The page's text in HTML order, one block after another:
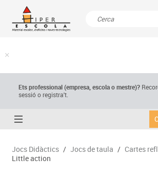
Ets professional (empresa,escola o mestre)?
sessió o registra't.
Jocs Didàctics / Jocs de taula / Cartes
Little action